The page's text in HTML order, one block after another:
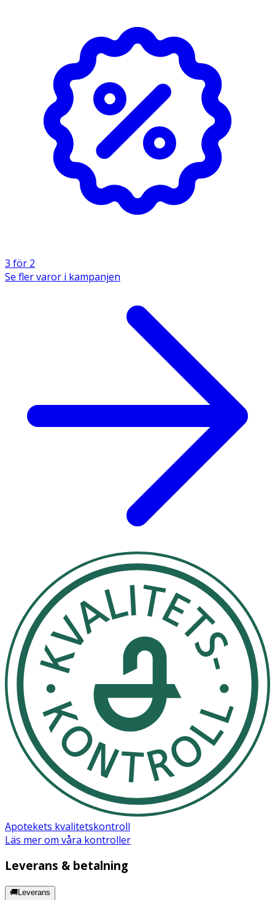
· Producerad i Sverige
· Har genomgått Apotekets kvalitetskontroll
· PET‑flaska tillverkad av 25 % återvunnen plast
· Pris inklusive pant
Användning
Konsumeras som dryck, exempelvis vid måltider eller som
törstsläckare under dagen.
Innehåll
3 för 2
Se fler varor i kampanjen
Apotekets kvalitetskontroll
Läs mer om våra kontroller
Leverans & betalning
🚚Leverans